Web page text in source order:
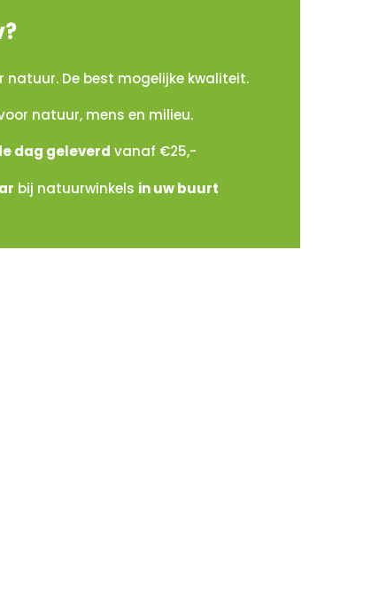
natuur. De best mogelijke kwaliteit.
natuur, mens en milieu.
dag geleverd vanaf €25,-
bij natuurwinkels in uw buurt